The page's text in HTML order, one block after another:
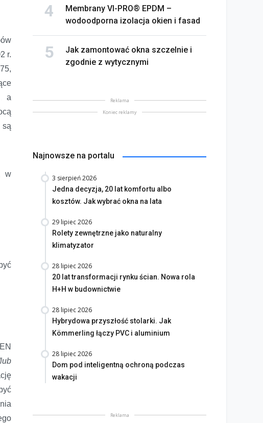
r.
a
są
w
Membrany VI-PRO® EPDM –
wodoodporna izolacja okien i fasad
Jak zamontować okna szczelnie i
zgodnie z wytycznymi
Reklama
Koniec reklamy
Najnowsze na portalu
3 sierpień 2026
Jedna decyzja, 20 lat komfortu albo
kosztów. Jak wybrać okna na lata
29 lipiec 2026
Rolety zewnętrzne jako naturalny
klimatyzator
28 lipiec 2026
20 lat transformacji rynku ścian. Nowa rola
H+H w budownictwie
28 lipiec 2026
Hybrydowa przyszłość stolarki. Jak
Kömmerling łączy PVC i aluminium
28 lipiec 2026
Dom pod inteligentną ochroną podczas
wakacji
Reklama